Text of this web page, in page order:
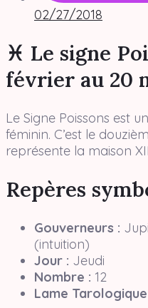
02/27/2018
♓ Le signe
février au 20
Le Signe Poissons est
féminin. C’est le
représente la maison
Repères
Gouverneurs :
(intuition)
Jour : Jeudi
Nombre : 12
Lame